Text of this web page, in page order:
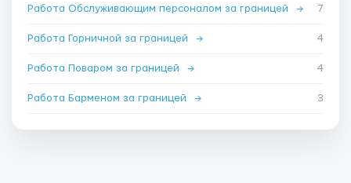
Работа Обслуживающим персоналом за границей → 7
Работа Горничной за границей → 4
Работа Поваром за границей → 4
Работа Барменом за границей → 3